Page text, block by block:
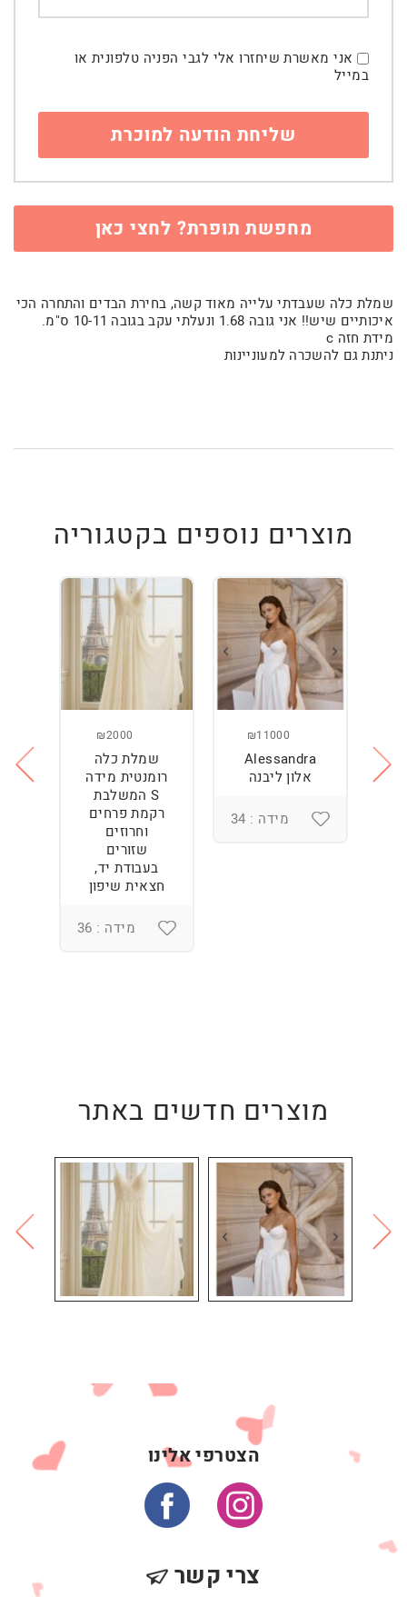
אני מאשרת שיחזרו אלי לגבי הפניה טלפונית או
במייל
מחפשת תופרת? לחצי כאן
שמלת כלה שעבדתי עלייה מאוד קשה, בחירת הבדים והתחרה הכי
איכותיים שיש!! אני גובה 1.68 ונעלתי עקב בגובה 10-11 ס"מ.
מידת חזה c
ניתנת גם להשכרה למעוניינות
מוצרים נוספים בקטגוריה
₪11000
Alessandra
אלון ליבנה
מידה : 34
₪2000
שמלת כלה
רומנטית מידה
S המשלבת
רקמת פרחים
וחרוזים
שזורים
בעבודת יד,
חצאית שיפון
מידה : 36
מוצרים חדשים באתר
הצטרפי אלינו
צרי קשר